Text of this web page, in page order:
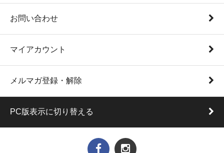
お問い合わせ
マイアカウント
メルマガ登録・解除
PC版表示に切り替える